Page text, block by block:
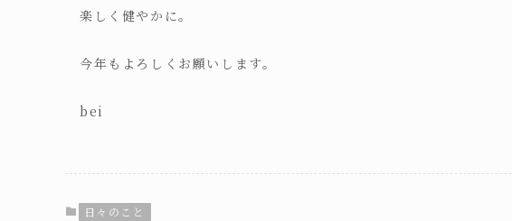
楽しく健やかに。
今年もよろしくお願いします。
bei
日々のこと